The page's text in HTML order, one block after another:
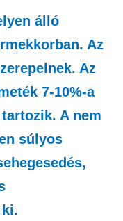
álló
Az
Az
7-10%-a
A nem
súlyos